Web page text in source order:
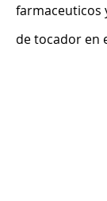
farmaceuticos
de tocador en